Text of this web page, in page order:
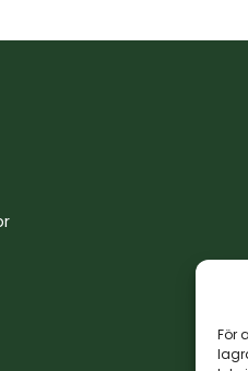
För